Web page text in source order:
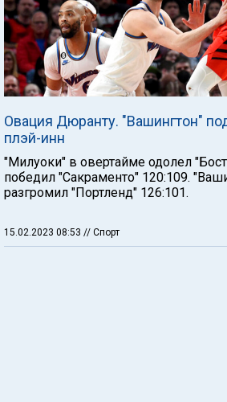
Овация Дюранту. "Вашингтон"
плэй-инн
"Милуоки" в овертайме одолел
победил "Сакраменто" 120:109.
разгромил "Портленд" 126:101.
15.02.2023 08:53 // Спорт